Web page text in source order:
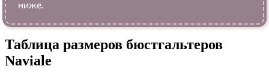
ниже.
Таблица размеров бюстгальтеров
Naviale